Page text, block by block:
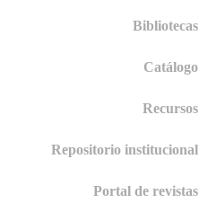
Bibliotecas
Catálogo
Recursos
Repositorio institucional
Portal de revistas